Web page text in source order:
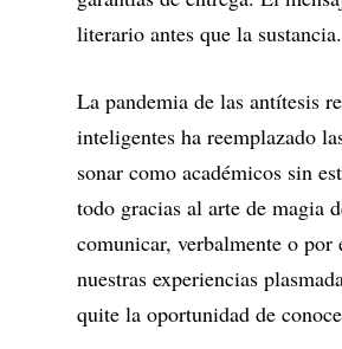
literario antes que la sustancia.
La pandemia de las antítesis
inteligentes ha reemplazado
sonar como académicos sin
todo gracias al arte de magia
comunicar, verbalmente o por
nuestras experiencias
quite la oportunidad de